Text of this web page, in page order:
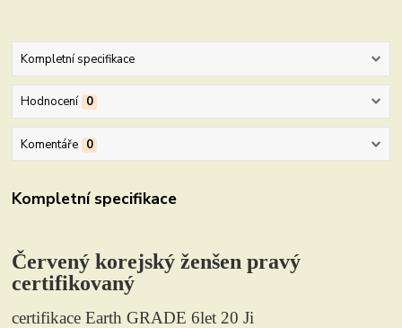
Kompletní specifikace
Hodnocení 0
Komentáře 0
Kompletní specifikace
Červený korejský ženšen pravý
certifikovaný
certifikace Earth GRADE 6let 20 Ji